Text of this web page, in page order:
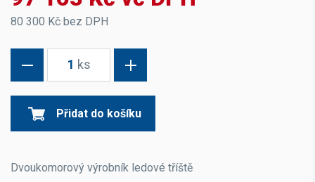
80 300 Kč bez DPH
1 ks
Přidat do košíku
Dvoukomorový výrobník ledové tříště